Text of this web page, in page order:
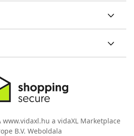
www.vidaxl.hu a vidaXL Marketplace
B.V. Weboldala